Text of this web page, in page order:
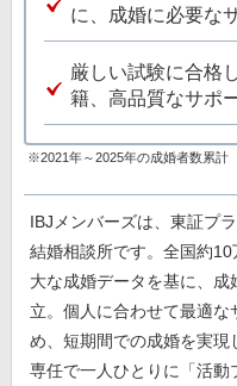
に、成婚に必要な
厳しい試験に合格
籍、高品質なサポ
※2021年～2025年の成婚者数累計
IBJメンバーズは、東証プ
結婚相談所です。全国約
大な成婚データを基に、
立。個人に合わせて最適
め、短期間での成婚を実
専任で一人ひとりに「活動